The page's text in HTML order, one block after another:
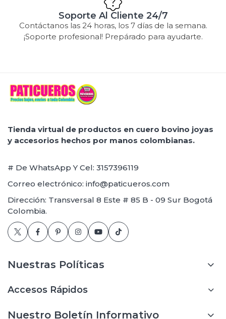
Soporte Al Cliente 24/7
Contáctanos las 24 horas, los 7 días de la semana.
¡Soporte profesional! Prepárado para ayudarte.
Tienda virtual de productos en cuero bovino joyas
y accesorios hechos por manos colombianas.
# De WhatsApp Y Cel: 3157396119
Correo electrónico: info@paticueros.com
Dirección: Transversal 8 Este # 85 B - 09 Sur Bogotá
Colombia.
Nuestras Políticas
Accesos Rápidos
Nuestro Boletín Informativo